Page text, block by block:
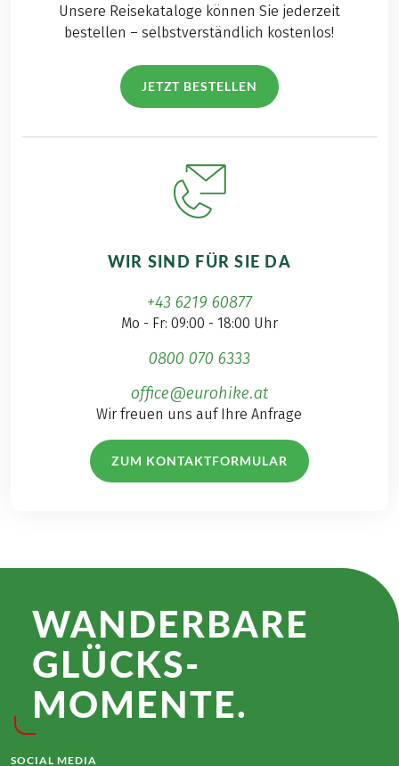
Unsere Reisekataloge können Sie jederzeit
bestellen – selbstverständlich kostenlos!
JETZT BESTELLEN
WIR SIND FÜR SIE DA
+43 6219 60877
Mo - Fr: 09:00 - 18:00 Uhr
0800 070 6333
office@eurohike.at
Wir freuen uns auf Ihre Anfrage
ZUM KONTAKTFORMULAR
WANDER­BARE
GLÜCKS­
MOMENTE.
SOCIAL MEDIA